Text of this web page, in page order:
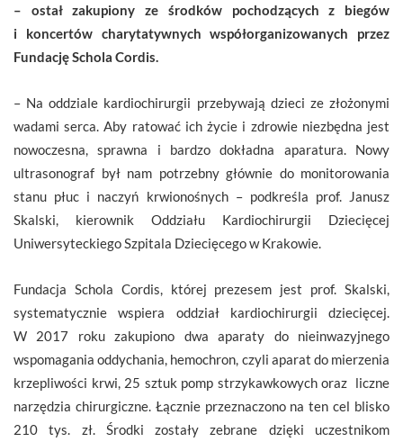
– ostał zakupiony ze środków pochodzących z biegów
i koncertów charytatywnych współorganizowanych przez
Fundację Schola Cordis.
– Na oddziale kardiochirurgii przebywają dzieci ze złożonymi
wadami serca. Aby ratować ich życie i zdrowie niezbędna jest
nowoczesna, sprawna i bardzo dokładna aparatura. Nowy
ultrasonograf był nam potrzebny głównie do monitorowania
stanu płuc i naczyń krwionośnych – podkreśla prof. Janusz
Skalski, kierownik Oddziału Kardiochirurgii Dziecięcej
Uniwersyteckiego Szpitala Dziecięcego w Krakowie.
Fundacja Schola Cordis, której prezesem jest prof. Skalski,
systematycznie wspiera oddział kardiochirurgii dziecięcej.
W 2017 roku zakupiono dwa aparaty do nieinwazyjnego
wspomagania oddychania, hemochron, czyli aparat do mierzenia
krzepliwości krwi, 25 sztuk pomp strzykawkowych oraz liczne
narzędzia chirurgiczne. Łącznie przeznaczono na ten cel blisko
210 tys. zł. Środki zostały zebrane dzięki uczestnikom